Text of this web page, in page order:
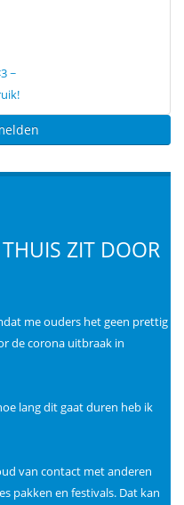
~
ZIT DOOR
me ouders het geen prettig
de corona uitbraak in
lang dit gaat duren heb ik
van contact met anderen
pakken en festivals. Dat kan